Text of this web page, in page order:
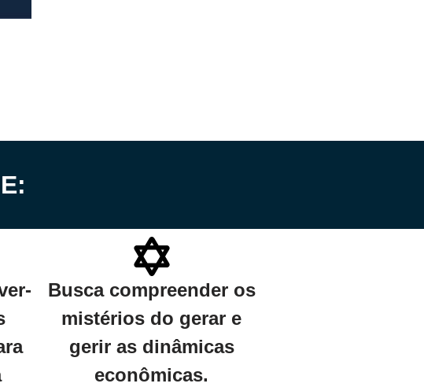
Busca compreender os
mistérios do gerar e
gerir as dinâmicas
econômicas.